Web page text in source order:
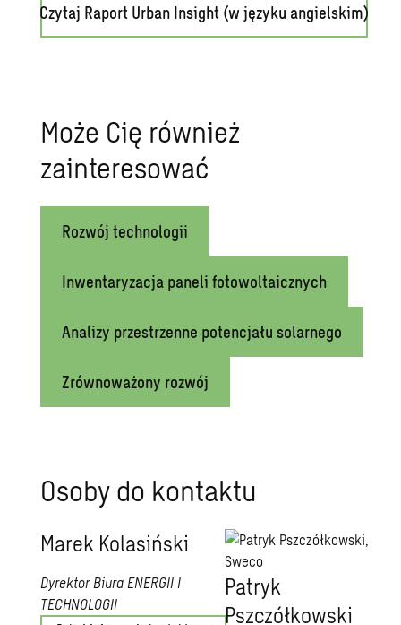
Czytaj Raport Urban Insight (w języku angielskim)
Może Cię również
zainteresować
Rozwój technologii
Inwentaryzacja paneli fotowoltaicznych
Analizy przestrzenne potencjału solarnego
Zrównoważony rozwój
Osoby do kontaktu
Marek Kolasiński
Dyrektor Biura ENERGII I
TECHNOLOGII
Patryk
Pszczółkowski